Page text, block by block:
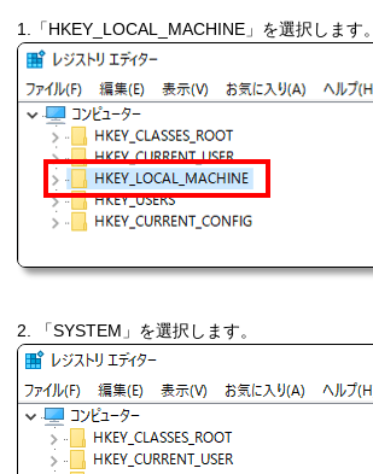
1.「HKEY_LOCAL_MACHINE」を選択します。
2. 「SYSTEM」を選択します。